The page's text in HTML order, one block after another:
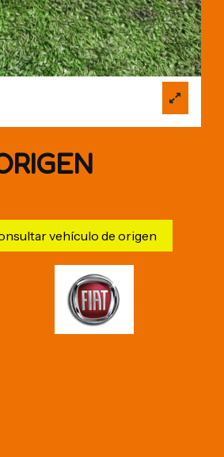
vehículo de origen